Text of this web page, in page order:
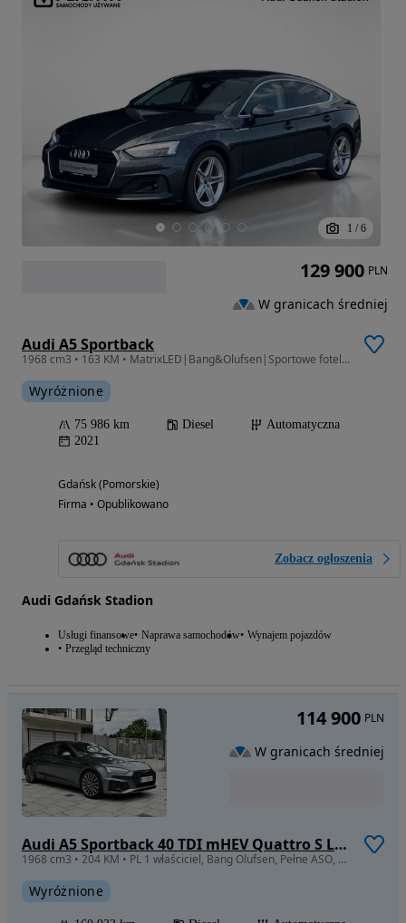
1 / 6
Audi A5 Sportback
1968 cm3 • 163 KM • MatrixLED|Bang&Olufsen|Sportowe fotele|Kamera|Klimatyzacja 3-stef
Wyróżnione
75 986 km Diesel
Automatyczna
2021
Gdańsk (Pomorskie)
Firma • Opublikowano
Zobacz ogłoszenia
Audi Gdańsk Stadion
Usługi finansowe Naprawa samochodów Wynajem pojazdów
Przegląd techniczny
129 900 PLN
W granicach średniej
Audi A5 Sportback 40 TDI mHEV Quattro S Line S tronic
1968 cm3 • 204 KM • PL 1 właściciel, Bang Olufsen, Pełne ASO, Matrix, 2x S-line, FV 23%
Wyróżnione
114 900 PLN
W granicach średniej